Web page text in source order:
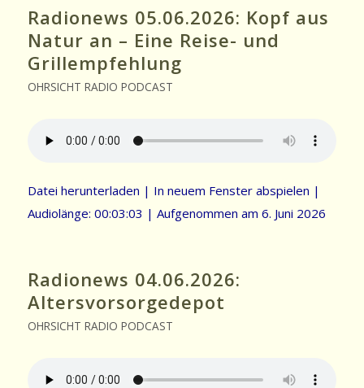
Radionews 05.06.2026: Kopf aus
Natur an – Eine Reise- und
Grillempfehlung
OHRSICHT RADIO PODCAST
Datei herunterladen | In neuem Fenster abspielen |
Audiolänge: 00:03:03 | Aufgenommen am 6. Juni 2026
Radionews 04.06.2026:
Altersvorsorgedepot
OHRSICHT RADIO PODCAST